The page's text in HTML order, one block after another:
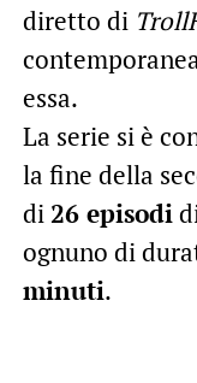
diretto di
essa.
La serie si è
la fine della
di26 episodi
ognuno di
minuti.